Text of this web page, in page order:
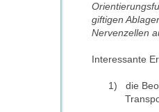
giftigen
Nervenzellen
Interessante
1)
die